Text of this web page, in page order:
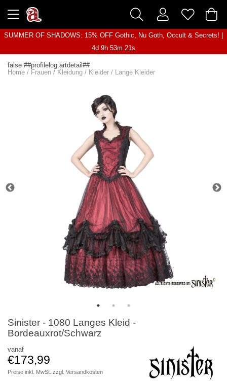
SUMMER OF SHADOWS: 15% OFF Gothic, Nu Goth, Occult & Secrets! |
4d 9h 53m 21s
false ##profilelog.artdetail##
Home / Frauen / Kleidung / Kleider / Lange Kleider
Sinister - 1080 Langes Kleid -
Bordeauxrot/Schwarz
vanaf
€173,99
Preise inkl. MwSt. zzgl. Versandkosten